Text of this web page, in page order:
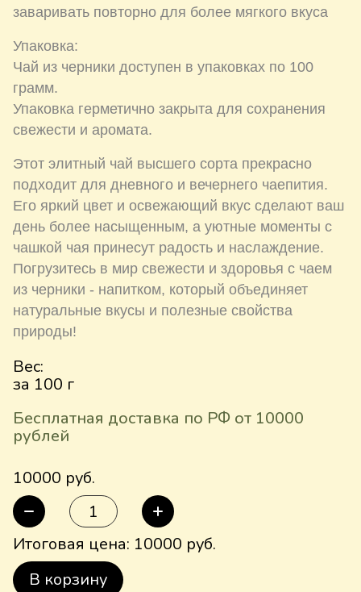
заваривать повторно для более мягкого вкуса
Упаковка:
Чай из черники доступен в упаковках по 100
грамм.
Упаковка герметично закрыта для сохранения
свежести и аромата.
Этот элитный чай высшего сорта прекрасно
подходит для дневного и вечернего чаепития.
Его яркий цвет и освежающий вкус сделают ваш
день более насыщенным, а уютные моменты с
чашкой чая принесут радость и наслаждение.
Погрузитесь в мир свежести и здоровья с чаем
из черники - напитком, который объединяет
натуральные вкусы и полезные свойства
природы!
Вес:
за 100 г
Бесплатная доставка по РФ от 10000
рублей
10000 руб.
Итоговая цена: 10000 руб.
В корзину